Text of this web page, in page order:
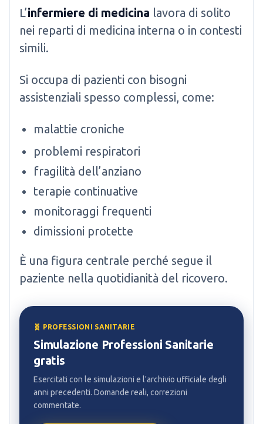
L’infermiere di medicina lavora di solito
nei reparti di medicina interna o in contesti
simili.
Si occupa di pazienti con bisogni
assistenziali spesso complessi, come:
malattie croniche
problemi respiratori
fragilità dell’anziano
terapie continuative
monitoraggi frequenti
dimissioni protette
È una figura centrale perché segue il
paziente nella quotidianità del ricovero.
🧬 PROFESSIONI SANITARIE
Simulazione Professioni Sanitarie
gratis
Esercitati con le simulazioni e l'archivio ufficiale degli
anni precedenti. Domande reali, correzioni
commentate.